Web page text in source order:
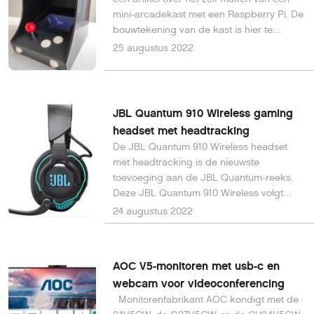
mini-arcadekast met een Raspberry Pi. De
bouwtekening van de kast is hier te
vinden.
25 augustus 2022
JBL Quantum 910 Wireless gaming
headset met headtracking
De JBL Quantum 910 Wireless headset
met headtracking is de nieuwste
toevoeging aan de JBL Quantum-reeks.
Deze JBL Quantum 910 Wireless volgt
nauwkeurig de kleinste hoofdbewegingen
en is speciaal bedoeld voor de gamers.
24 augustus 2022
AOC V5-monitoren met usb-c en
webcam voor videoconferencing
Monitorenfabrikant AOC kondigt met de